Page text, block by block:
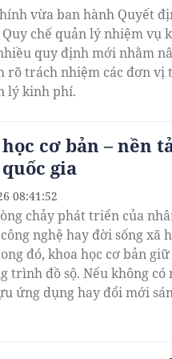
vừa ban hành Quyết
chế quản lý nhiệm vụ
quy định mới nhằm
rõ trách nhiệm các đơn vị
lý kinh phí.
cơ bản – nền
gia
chảy phát triển của
nghệ hay đời sống xã
đó, khoa học cơ bản
trình đồ sộ. Nếu không
ứng dụng hay đổi mới
08:41:52